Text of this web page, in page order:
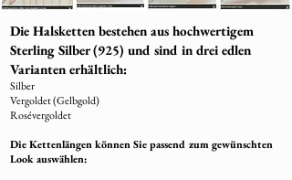
Die Halsketten bestehen aus hochwertigem
Sterling Silber (925) und sind in drei edlen
Varianten erhältlich:
Silber
Vergoldet (Gelbgold)
Rosévergoldet
Die Kettenlängen können Sie passend zum gewünschten
Look auswählen: